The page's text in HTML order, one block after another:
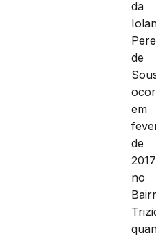
da
de
em
de
2017
no